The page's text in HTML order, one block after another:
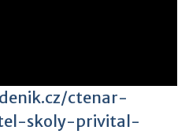
ctenar-
skoly-privital-